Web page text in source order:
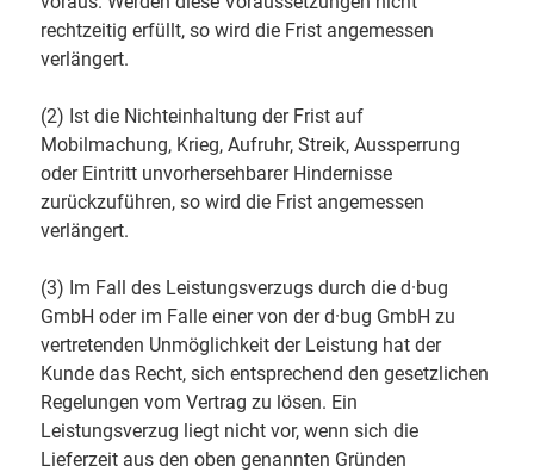
rechtzeitig erfüllt, so wird die Frist angemessen
verlängert.
(2) Ist die Nichteinhaltung der Frist auf
Mobilmachung, Krieg, Aufruhr, Streik, Aussperrung
oder Eintritt unvorhersehbarer Hindernisse
zurückzuführen, so wird die Frist angemessen
verlängert.
(3) Im Fall des Leistungsverzugs durch die d·bug
GmbH oder im Falle einer von der d·bug GmbH zu
vertretenden Unmöglichkeit der Leistung hat der
Kunde das Recht, sich entsprechend den gesetzlichen
Regelungen vom Vertrag zu lösen. Ein
Leistungsverzug liegt nicht vor, wenn sich die
Lieferzeit aus den oben genannten Gründen